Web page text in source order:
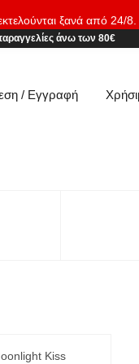
ξανά από 24/8.
άνω των 80€
/ Εγγραφή
Kiss